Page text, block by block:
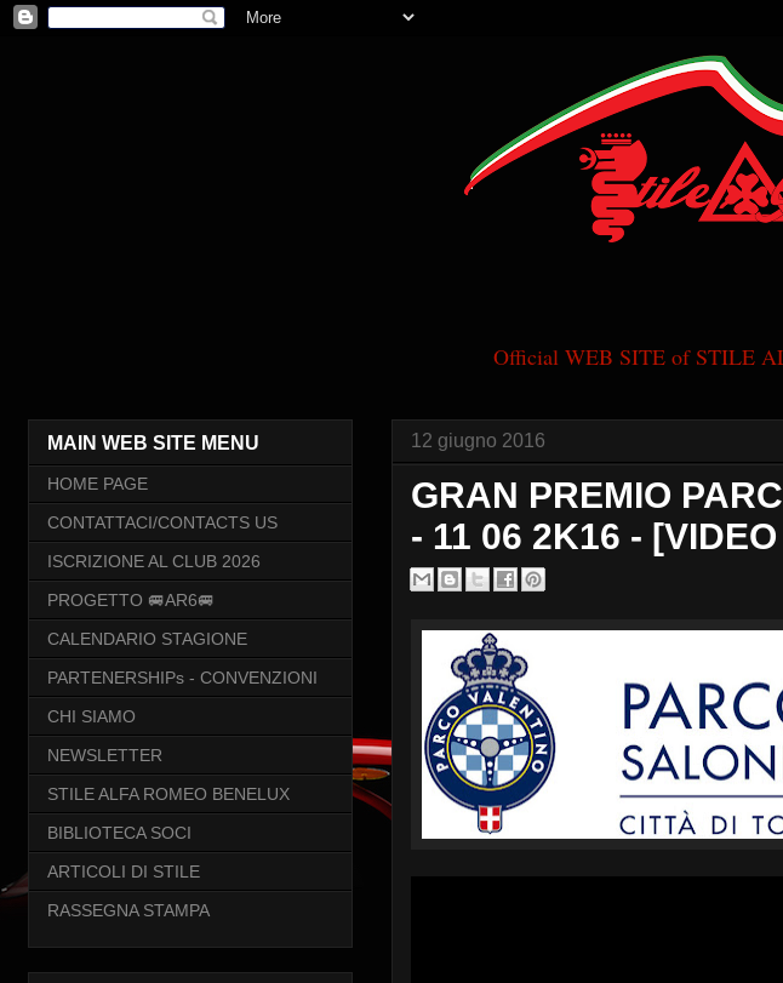
Official WEB SITE of STILE
12 giugno 2016
GRAN PREMIO
- 11 06 2K16 -
MAIN WEB SITE MENU
HOME PAGE
CONTATTACI/CONTACTS US
ISCRIZIONE AL CLUB 2026
PROGETTO 🚐AR6🚐
CALENDARIO STAGIONE
PARTENERSHIPs - CONVENZIONI
CHI SIAMO
NEWSLETTER
STILE ALFA ROMEO BENELUX
BIBLIOTECA SOCI
ARTICOLI DI STILE
RASSEGNA STAMPA